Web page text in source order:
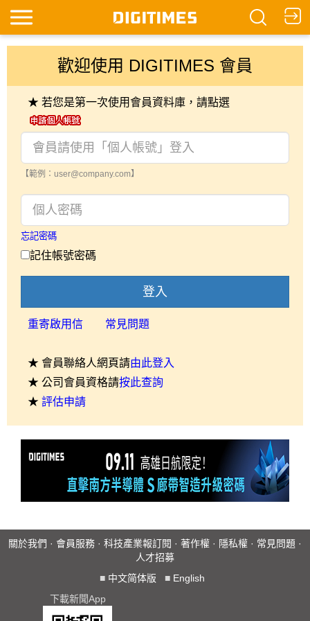
歡迎使用 DIGITIMES 會員
★ 若您是第一次使用會員資料庫，請點選
【範例：user@company.com】
忘記密碼
記住帳號密碼
登入
重寄啟用信 常見問題
★ 會員聯絡人網頁請由此登入
★ 公司會員資格請按此查詢
★ 評估申請
關於我們 · 會員服務 · 科技產業報訂閱 · 著作權 · 隱私權 · 常見問題 ·
人才招募
■ 中文简体版 ■ English
下載新聞App